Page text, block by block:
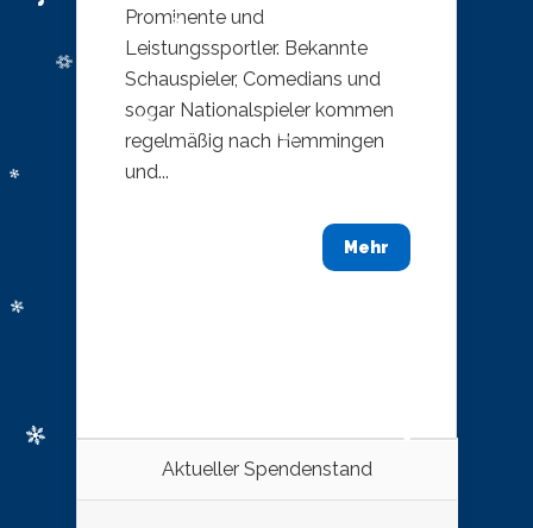
Prominente und
Leistungssportler. Bekannte
Schauspieler, Comedians und
sogar Nationalspieler kommen
regelmäßig nach Hemmingen
und...
Mehr
Aktueller Spendenstand